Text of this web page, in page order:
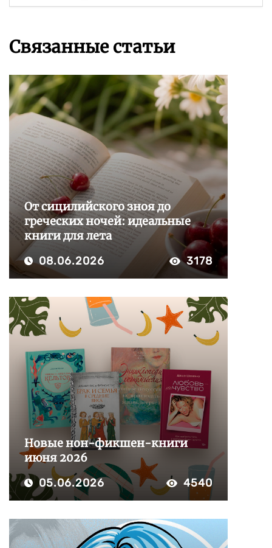
Связанные статьи
От сицилийского зноя до
греческих ночей: идеальные
книги для лета
08.06.2026 3178
Новые нон-фикшен-книги
июня 2026
05.06.2026 4540